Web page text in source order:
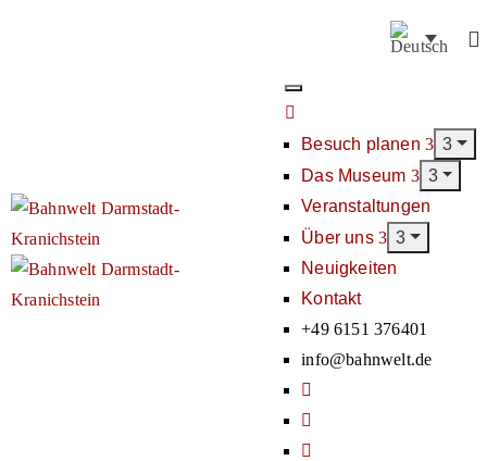
Besuch planen
Das Museum
Veranstaltungen
Über uns
Neuigkeiten
Kontakt
+49 6151 376401
info@bahnwelt.de